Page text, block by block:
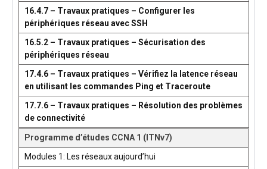
16.4.7 – Travaux pratiques – Configurer les
périphériques réseau avec SSH
16.5.2 – Travaux pratiques – Sécurisation des
périphériques réseau
17.4.6 – Travaux pratiques – Vérifiez la latence réseau
en utilisant les commandes Ping et Traceroute
17.7.6 – Travaux pratiques – Résolution des problèmes
de connectivité
Programme d’études CCNA 1 (ITNv7)
Modules 1: Les réseaux aujourd’hui